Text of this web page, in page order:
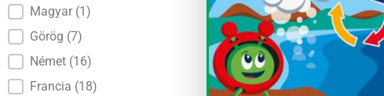
Magyar (1)
Görög (7)
Német (16)
Francia (18)